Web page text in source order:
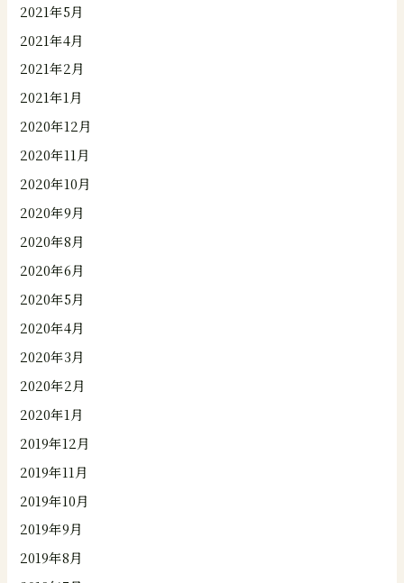
2021年5月
2021年4月
2021年2月
2021年1月
2020年12月
2020年11月
2020年10月
2020年9月
2020年8月
2020年6月
2020年5月
2020年4月
2020年3月
2020年2月
2020年1月
2019年12月
2019年11月
2019年10月
2019年9月
2019年8月